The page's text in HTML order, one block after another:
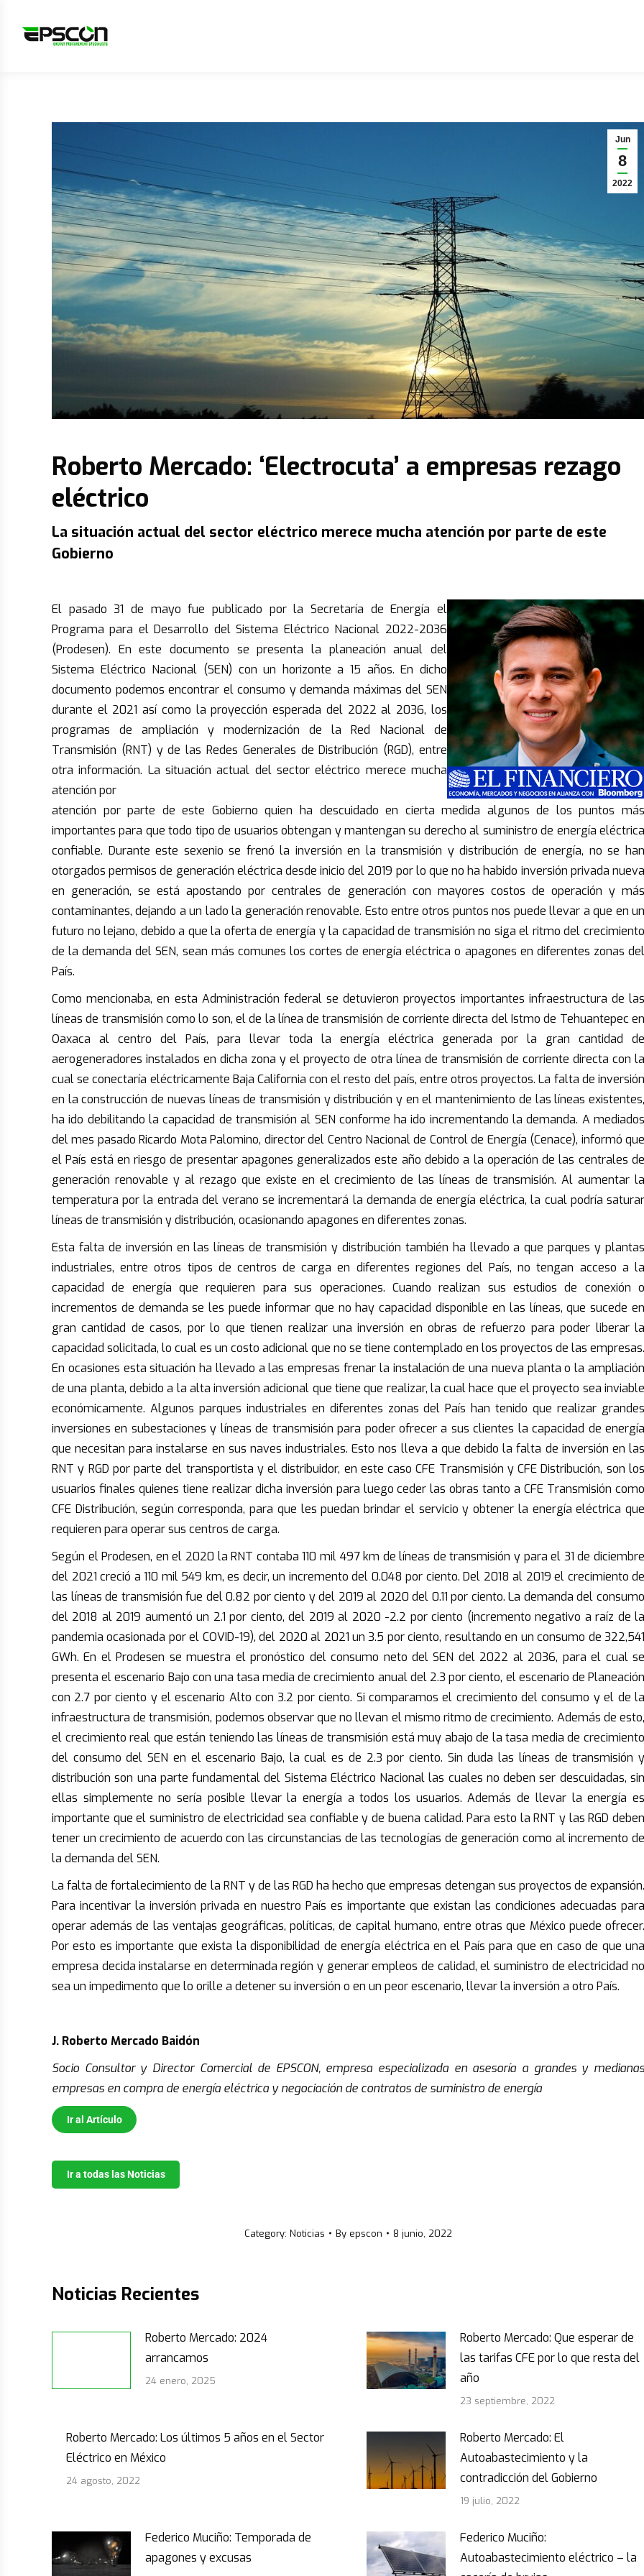
Jun
8
2022
Roberto Mercado: ‘Electrocuta’ a empresas rezago
eléctrico
La situación actual del sector eléctrico merece mucha atención por parte de este
Gobierno
El pasado 31 de mayo fue publicado por la Secretaría de Energía el
Programa para el Desarrollo del Sistema Eléctrico Nacional 2022-2036
(Prodesen). En este documento se presenta la planeación anual del
Sistema Eléctrico Nacional (SEN) con un horizonte a 15 años. En dicho
documento podemos encontrar el consumo y demanda máximas del SEN
durante el 2021 así como la proyección esperada del 2022 al 2036, los
programas de ampliación y modernización de la Red Nacional de
Transmisión (RNT) y de las Redes Generales de Distribución (RGD), entre
otra información. La situación actual del sector eléctrico merece mucha
atención por
atención por parte de este Gobierno quien ha descuidado en cierta medida algunos de los puntos más
importantes para que todo tipo de usuarios obtengan y mantengan su derecho al suministro de energía eléctrica
confiable. Durante este sexenio se frenó la inversión en la transmisión y distribución de energía, no se han
otorgados permisos de generación eléctrica desde inicio del 2019 por lo que no ha habido inversión privada nueva
en generación, se está apostando por centrales de generación con mayores costos de operación y más
contaminantes, dejando a un lado la generación renovable. Esto entre otros puntos nos puede llevar a que en un
futuro no lejano, debido a que la oferta de energía y la capacidad de transmisión no siga el ritmo del crecimiento
de la demanda del SEN, sean más comunes los cortes de energía eléctrica o apagones en diferentes zonas del
País.
Como mencionaba, en esta Administración federal se detuvieron proyectos importantes infraestructura de las
líneas de transmisión como lo son, el de la línea de transmisión de corriente directa del Istmo de Tehuantepec en
Oaxaca al centro del País, para llevar toda la energía eléctrica generada por la gran cantidad de
aerogeneradores instalados en dicha zona y el proyecto de otra línea de transmisión de corriente directa con la
cual se conectaría eléctricamente Baja California con el resto del país, entre otros proyectos. La falta de inversión
en la construcción de nuevas líneas de transmisión y distribución y en el mantenimiento de las líneas existentes,
ha ido debilitando la capacidad de transmisión al SEN conforme ha ido incrementando la demanda. A mediados
del mes pasado Ricardo Mota Palomino, director del Centro Nacional de Control de Energía (Cenace), informó que
el País está en riesgo de presentar apagones generalizados este año debido a la operación de las centrales de
generación renovable y al rezago que existe en el crecimiento de las líneas de transmisión. Al aumentar la
temperatura por la entrada del verano se incrementará la demanda de energía eléctrica, la cual podría saturar
líneas de transmisión y distribución, ocasionando apagones en diferentes zonas.
Esta falta de inversión en las líneas de transmisión y distribución también ha llevado a que parques y plantas
industriales, entre otros tipos de centros de carga en diferentes regiones del País, no tengan acceso a la
capacidad de energía que requieren para sus operaciones. Cuando realizan sus estudios de conexión o
incrementos de demanda se les puede informar que no hay capacidad disponible en las líneas, que sucede en
gran cantidad de casos, por lo que tienen realizar una inversión en obras de refuerzo para poder liberar la
capacidad solicitada, lo cual es un costo adicional que no se tiene contemplado en los proyectos de las empresas.
En ocasiones esta situación ha llevado a las empresas frenar la instalación de una nueva planta o la ampliación
de una planta, debido a la alta inversión adicional que tiene que realizar, la cual hace que el proyecto sea inviable
económicamente. Algunos parques industriales en diferentes zonas del País han tenido que realizar grandes
inversiones en subestaciones y líneas de transmisión para poder ofrecer a sus clientes la capacidad de energía
que necesitan para instalarse en sus naves industriales. Esto nos lleva a que debido la falta de inversión en las
RNT y RGD por parte del transportista y el distribuidor, en este caso CFE Transmisión y CFE Distribución, son los
usuarios finales quienes tiene realizar dicha inversión para luego ceder las obras tanto a CFE Transmisión como
CFE Distribución, según corresponda, para que les puedan brindar el servicio y obtener la energía eléctrica que
requieren para operar sus centros de carga.
Según el Prodesen, en el 2020 la RNT contaba 110 mil 497 km de líneas de transmisión y para el 31 de diciembre
del 2021 creció a 110 mil 549 km, es decir, un incremento del 0.048 por ciento. Del 2018 al 2019 el crecimiento de
las líneas de transmisión fue del 0.82 por ciento y del 2019 al 2020 del 0.11 por ciento. La demanda del consumo
del 2018 al 2019 aumentó un 2.1 por ciento, del 2019 al 2020 -2.2 por ciento (incremento negativo a raíz de la
pandemia ocasionada por el COVID-19), del 2020 al 2021 un 3.5 por ciento, resultando en un consumo de 322,541
GWh. En el Prodesen se muestra el pronóstico del consumo neto del SEN del 2022 al 2036, para el cual se
presenta el escenario Bajo con una tasa media de crecimiento anual del 2.3 por ciento, el escenario de Planeación
con 2.7 por ciento y el escenario Alto con 3.2 por ciento. Si comparamos el crecimiento del consumo y el de la
infraestructura de transmisión, podemos observar que no llevan el mismo ritmo de crecimiento. Además de esto,
el crecimiento real que están teniendo las líneas de transmisión está muy abajo de la tasa media de crecimiento
del consumo del SEN en el escenario Bajo, la cual es de 2.3 por ciento. Sin duda las líneas de transmisión y
distribución son una parte fundamental del Sistema Eléctrico Nacional las cuales no deben ser descuidadas, sin
ellas simplemente no sería posible llevar la energía a todos los usuarios. Además de llevar la energía es
importante que el suministro de electricidad sea confiable y de buena calidad. Para esto la RNT y las RGD deben
tener un crecimiento de acuerdo con las circunstancias de las tecnologías de generación como al incremento de
la demanda del SEN.
La falta de fortalecimiento de la RNT y de las RGD ha hecho que empresas detengan sus proyectos de expansión.
Para incentivar la inversión privada en nuestro País es importante que existan las condiciones adecuadas para
operar además de las ventajas geográficas, políticas, de capital humano, entre otras que México puede ofrecer.
Por esto es importante que exista la disponibilidad de energía eléctrica en el País para que en caso de que una
empresa decida instalarse en determinada región y generar empleos de calidad, el suministro de electricidad no
sea un impedimento que lo orille a detener su inversión o en un peor escenario, llevar la inversión a otro País.
J. Roberto Mercado Baidón
Socio Consultor y Director Comercial de EPSCON, empresa especializada en asesoría a grandes y medianas
empresas en compra de energía eléctrica y negociación de contratos de suministro de energía
Ir al Artículo
Ir a todas las Noticias
Category: Noticias By epscon 8 junio, 2022
Noticias Recientes
Roberto Mercado: 2024
arrancamos
24 enero, 2025
Roberto Mercado: Que esperar de
las tarifas CFE por lo que resta del
año
23 septiembre, 2022
Roberto Mercado: Los últimos 5 años en el Sector
Eléctrico en México
24 agosto, 2022
Roberto Mercado: El
Autoabastecimiento y la
contradicción del Gobierno
19 julio, 2022
Federico Muciño: Temporada de
apagones y excusas
Federico Muciño:
Autoabastecimiento eléctrico – la